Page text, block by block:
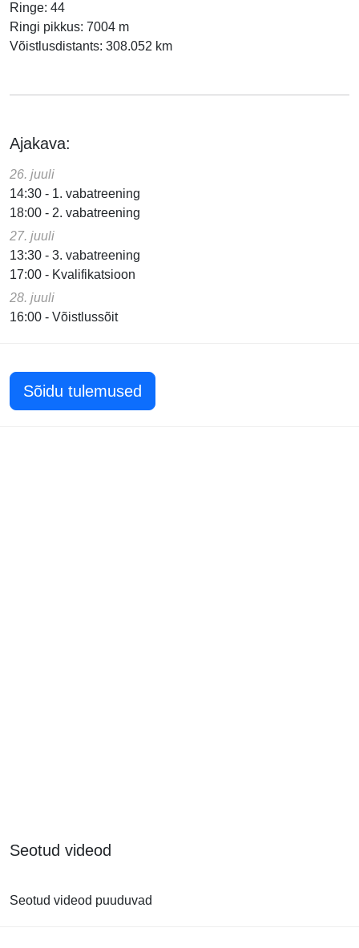
Ringe: 44
Ringi pikkus: 7004 m
Võistlusdistants: 308.052 km
Ajakava:
26. juuli
14:30 - 1. vabatreening
18:00 - 2. vabatreening
27. juuli
13:30 - 3. vabatreening
17:00 - Kvalifikatsioon
28. juuli
16:00 - Võistlussõit
Sõidu tulemused
Seotud videod
Seotud videod puuduvad